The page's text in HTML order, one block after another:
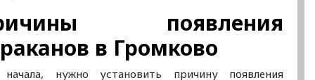
появления
в Громково
нужно установить причину появления